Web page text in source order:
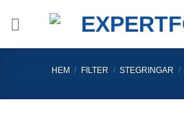
HEM / FILTER / STEGRINGAR /